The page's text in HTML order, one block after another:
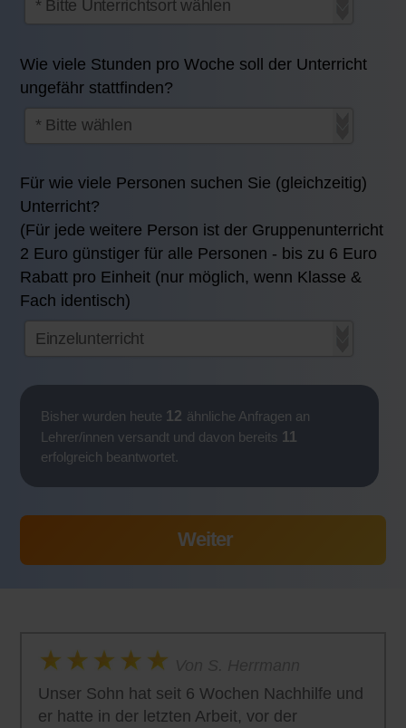
Wie viele Stunden pro Woche soll der Unterricht
ungefähr stattfinden?
Für wie viele Personen suchen Sie (gleichzeitig)
Unterricht?
(Für jede weitere Person ist der Gruppenunterricht
2 Euro günstiger für alle Personen - bis zu 6 Euro
Rabatt pro Einheit (nur möglich, wenn Klasse &
Fach identisch)
Bisher wurden heute 12 ähnliche Anfragen an
Lehrer/innen versandt und davon bereits 11
erfolgreich beantwortet.
Unser Sohn hat seit 6 Wochen Nachhilfe und
er hatte in der letzten Arbeit, vor der